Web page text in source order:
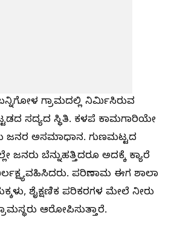
ಗ್ರಾಮದಲ್ಲಿ ನಿರ್ಮಿಸಿರುವ
ಸದ್ಯದ ಸ್ಥಿತಿ. ಕಳಪೆ ಕಾಮಗಾರಿಯೇ
ಜನರ ಅಸಮಾಧಾನ. ಗುಣಮಟ್ಟದ
ಜನರು ಬೆನ್ನುಹತ್ತಿದರೂ ಅದಕ್ಕೆ ಕ್ಯಾರೆ
ಪರಿಣಾಮ ಈಗ ಶಾಲಾ
ಶೈಕ್ಷಣಿಕ ಪರಿಕರಗಳ ಮೇಲೆ ನೀರು
ಆರೋಪಿಸುತ್ತಾರೆ.